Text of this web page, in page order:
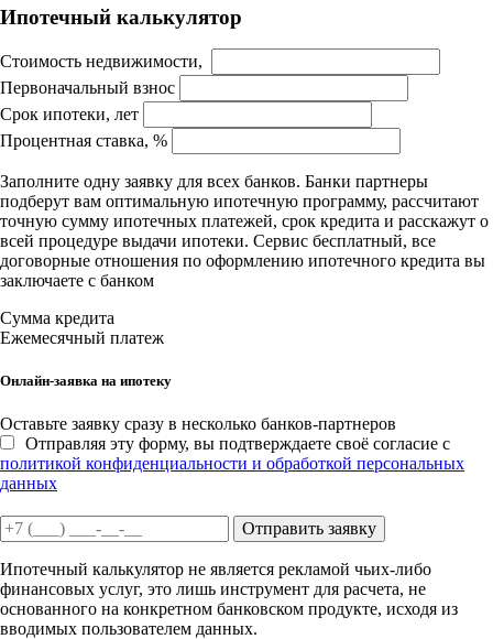
Ипотечный калькулятор
Стоимость недвижимости,
Первоначальный взнос
Срок ипотеки, лет
Процентная ставка, %
Заполните одну заявку для всех банков. Банки партнеры
подберут вам оптимальную ипотечную программу, рассчитают
точную сумму ипотечных платежей, срок кредита и расскажут о
всей процедуре выдачи ипотеки. Сервис бесплатный, все
договорные отношения по оформлению ипотечного кредита вы
заключаете с банком
Сумма кредита
Ежемесячный платеж
Онлайн-заявка на ипотеку
Оставьте заявку сразу в несколько банков-партнеров
Отправляя эту форму, вы подтверждаете своё согласие с
политикой конфиденциальности и обработкой персональных
данных
Отправить заявку
Ипотечный калькулятор не является рекламой чьих-либо
финансовых услуг, это лишь инструмент для расчета, не
основанного на конкретном банковском продукте, исходя из
вводимых пользователем данных.